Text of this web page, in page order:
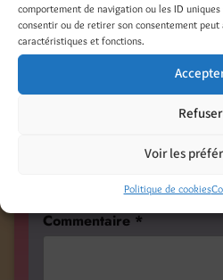
comportement de navigation ou les ID
consentir ou de retirer son consentement
caractéristiques et fonctions.
Refuser
Voir les
Politique de cookies
Édition-
Votre adresse e-mail ne sera
Les champs obligatoires sont
Commentaire *